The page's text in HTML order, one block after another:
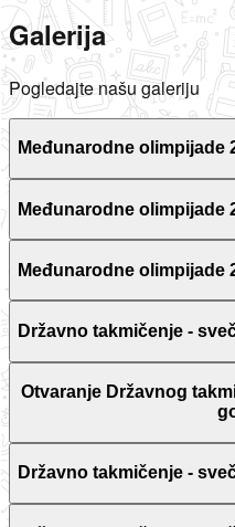
Galerija
Pogledajte našu galeriju
Međunarodne olimpijade
Međunarodne olimpijade
Međunarodne olimpijade
Državno takmičenje -
Otvaranje Državnog
Državno takmičenje -